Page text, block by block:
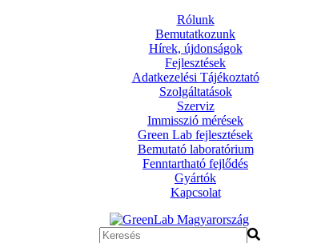
Rólunk
Bemutatkozunk
Hírek, újdonságok
Fejlesztések
Adatkezelési Tájékoztató
Szolgáltatások
Szerviz
Immisszió mérések
Green Lab fejlesztések
Bemutató laboratórium
Fenntartható fejlődés
Gyártók
Kapcsolat